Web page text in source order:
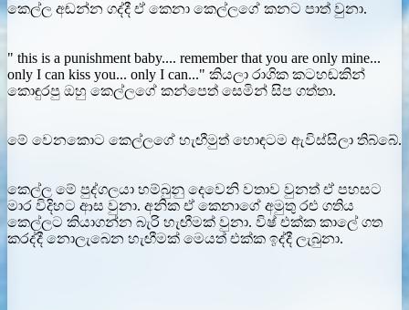
කෙල්ල අඬන්න ගද්දී ඒ කෙනා කෙල්ලගේ කනට පාත් වුනා.
" this is a punishment baby.... remember that you are only mine...
only I can kiss you... only I can..." කියලා රාගික කටහඬකින්
කොඳුරපු ඔහු කෙල්ලගේ කන්පෙත් සෙමින් සිප ගත්තා.
මේ වෙනකොට කෙල්ලගේ හැඟීමුත් හොඳටම ඇවිස්සිලා තිබ්බේ.
කෙල්ල මේ පුද්ගලයා හම්බුනු දෙවෙනි වතාව වුනත් ඒ පහසට
මාර විදිහට ආස වුනා. අනික ඒ කෙනාගේ අමුතු රළු ගතිය
කෙල්ලට කියාගන්න බැරි හැඟීමක් වුනා. විෂ් එක්ක කාලේ ගත
කරද්දී නොලැබෙන හැඟීමක් මෙයත් එක්ක ඉද්දී ලැබුනා.